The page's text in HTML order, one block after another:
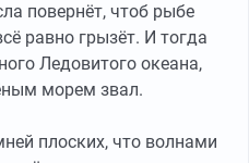
повернёт, чтоб рыбе
равно грызёт. И тогда
Ледовитого океана,
морем звал.
плоских, что волнами